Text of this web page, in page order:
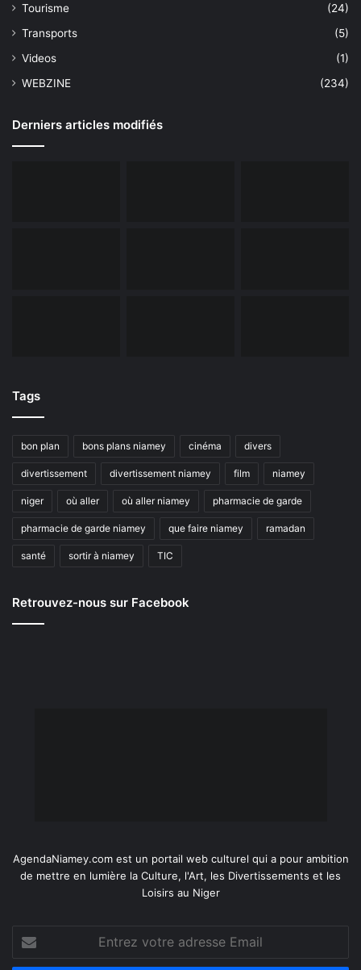
Tourisme
(24)
Transports
(5)
Videos
(1)
WEBZINE
(234)
Derniers articles modifiés
Tags
bon plan bons plans niamey cinéma divers
divertissement divertissement niamey film niamey
niger où aller où aller niamey pharmacie de garde
pharmacie de garde niamey que faire niamey ramadan
santé sortir à niamey TIC
Retrouvez-nous sur Facebook
AgendaNiamey.com est un portail web culturel qui a pour ambition
de mettre en lumière la Culture, l'Art, les Divertissements et les
Loisirs au Niger
Entrez
votre